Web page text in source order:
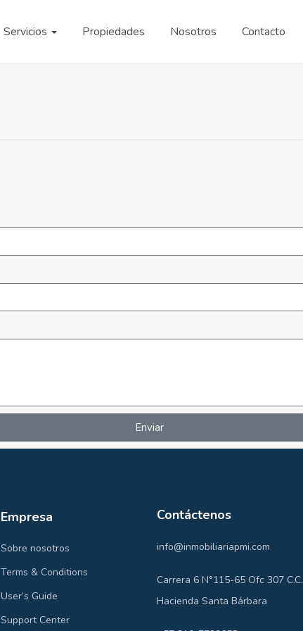
Servicios Propiedades Nosotros Contacto
Enviar
Empresa
Sobre nosotros
Terms & Conditions
User’s Guide
Support Center
Contáctenos
info@inmobiliariapmi.com
Carrera 6 N°115-65 Ofc 307 C.C.
Hacienda Santa Bárbara